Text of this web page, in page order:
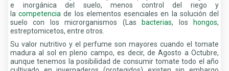
e inorgánica del suelo, menos control del riego y
lacompetencia de los elementos esenciales en la solución del
suelo con los microrganismos (Lasbacterias, loshongos,
estreptomicetos, entre otros.
Su valor nutritivo y el perfume son mayores cuando el tomate
madura al sol en pleno campo, es decir, de Agosto a Octubre,
aunque tenemos la posibilidad de consumir tomate todo el año